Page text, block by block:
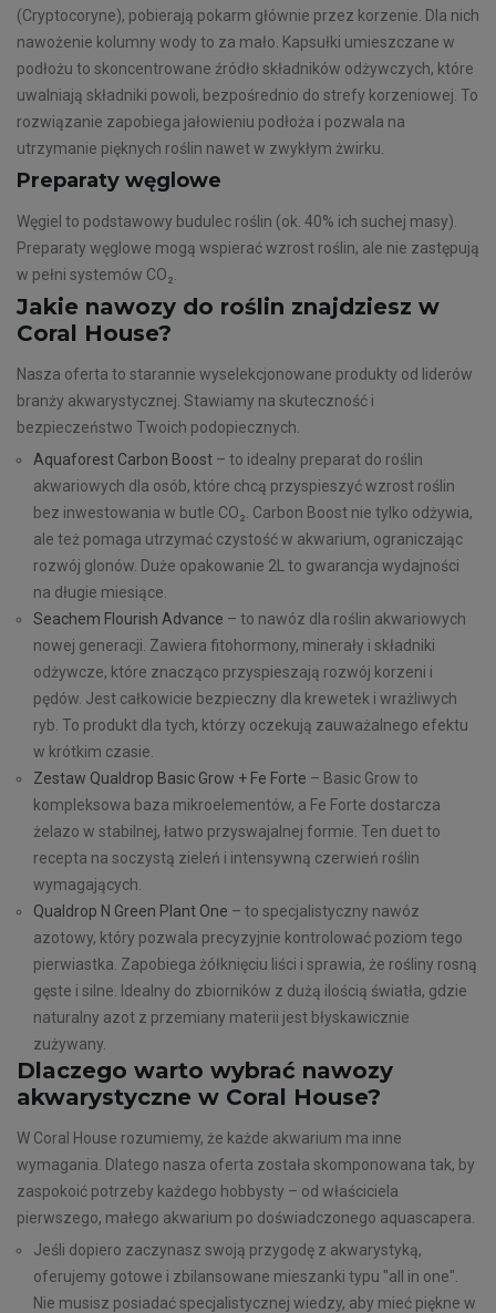
(Cryptocoryne), pobierają pokarm głównie przez korzenie. Dla nich
nawożenie kolumny wody to za mało. Kapsułki umieszczane w
podłożu to skoncentrowane źródło składników odżywczych, które
uwalniają składniki powoli, bezpośrednio do strefy korzeniowej. To
rozwiązanie zapobiega jałowieniu podłoża i pozwala na
utrzymanie pięknych roślin nawet w zwykłym żwirku.
Preparaty węglowe
Węgiel to podstawowy budulec roślin (ok. 40% ich suchej masy).
Preparaty węglowe mogą wspierać wzrost roślin, ale nie zastępują
w pełni systemów CO₂.
Jakie nawozy do roślin znajdziesz w
Coral House?
Nasza oferta to starannie wyselekcjonowane produkty od liderów
branży akwarystycznej. Stawiamy na skuteczność i
bezpieczeństwo Twoich podopiecznych.
Aquaforest Carbon Boost – to idealny preparat do roślin
akwariowych dla osób, które chcą przyspieszyć wzrost roślin
bez inwestowania w butle CO₂. Carbon Boost nie tylko odżywia,
ale też pomaga utrzymać czystość w akwarium, ograniczając
rozwój glonów. Duże opakowanie 2L to gwarancja wydajności
na długie miesiące.
Seachem Flourish Advance – to nawóz dla roślin akwariowych
nowej generacji. Zawiera fitohormony, minerały i składniki
odżywcze, które znacząco przyspieszają rozwój korzeni i
pędów. Jest całkowicie bezpieczny dla krewetek i wrażliwych
ryb. To produkt dla tych, którzy oczekują zauważalnego efektu
w krótkim czasie.
Zestaw Qualdrop Basic Grow + Fe Forte – Basic Grow to
kompleksowa baza mikroelementów, a Fe Forte dostarcza
żelazo w stabilnej, łatwo przyswajalnej formie. Ten duet to
recepta na soczystą zieleń i intensywną czerwień roślin
wymagających.
Qualdrop N Green Plant One – to specjalistyczny nawóz
azotowy, który pozwala precyzyjnie kontrolować poziom tego
pierwiastka. Zapobiega żółknięciu liści i sprawia, że rośliny rosną
gęste i silne. Idealny do zbiorników z dużą ilością światła, gdzie
naturalny azot z przemiany materii jest błyskawicznie
zużywany.
Dlaczego warto wybrać nawozy
akwarystyczne w Coral House?
W Coral House rozumiemy, że każde akwarium ma inne
wymagania. Dlatego nasza oferta została skomponowana tak, by
zaspokoić potrzeby każdego hobbysty – od właściciela
pierwszego, małego akwarium po doświadczonego aquascapera.
Jeśli dopiero zaczynasz swoją przygodę z akwarystyką,
oferujemy gotowe i zbilansowane mieszanki typu "all in one".
Nie musisz posiadać specjalistycznej wiedzy, aby mieć piękne w